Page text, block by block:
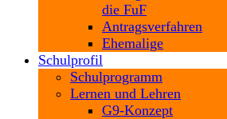
die FuF
Antragsverfahren
Ehemalige
Schulprofil
Schulprogramm
Lernen und Lehren
G9-Konzept